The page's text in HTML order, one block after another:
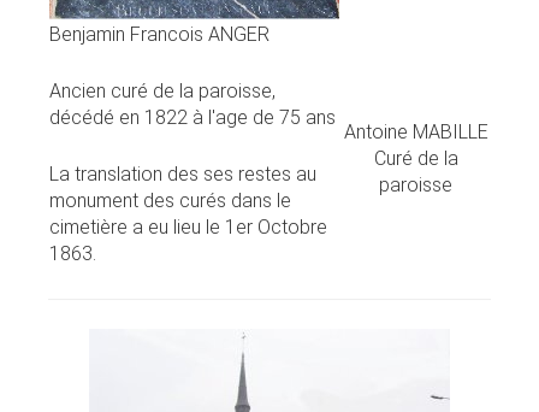
Benjamin Francois ANGER
Ancien curé de la paroisse,
décédé en 1822 à l'age de 75 ans
La translation des ses restes au
monument des curés dans le
cimetière a eu lieu le 1er Octobre
1863.
Antoine MABILLE
Curé de la
paroisse